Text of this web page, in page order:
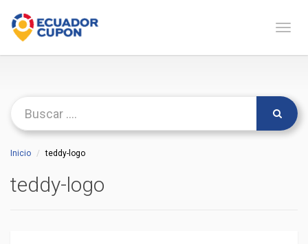
Inicio teddy-logo
teddy-logo